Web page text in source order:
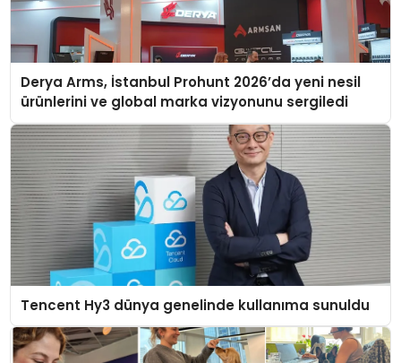
Derya Arms, İstanbul Prohunt 2026’da yeni nesil
ürünlerini ve global marka vizyonunu sergiledi
Tencent Hy3 dünya genelinde kullanıma sunuldu